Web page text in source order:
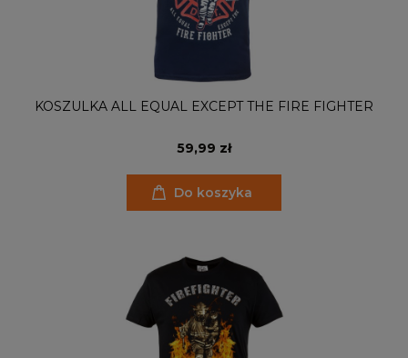
KOSZULKA ALL EQUAL EXCEPT THE FIRE FIGHTER
59,99 zł
Do koszyka